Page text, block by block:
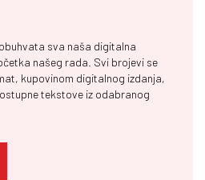
sva naša digitalna
našeg rada. Svi brojevi se
kupovinom digitalnog izdanja,
tekstove iz odabranog